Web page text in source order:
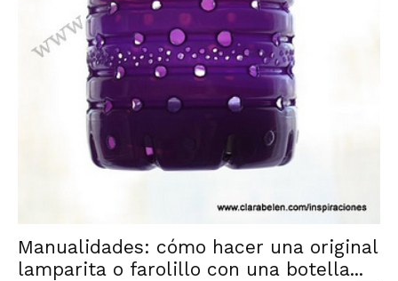
Manualidades: cómo hacer una original
lamparita o farolillo con una botella...